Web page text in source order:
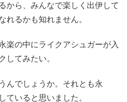
から、みんなで楽しく出伊して
れるかも知れません。
楽の中にライクアシュガーが入
してみたい。
んでしょうか。それとも永
いると思いました。